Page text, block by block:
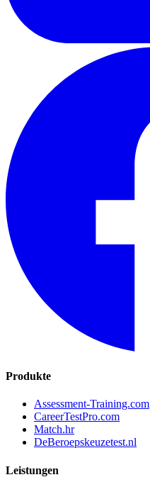
Produkte
Assessment-Training.com
CareerTestPro.com
Match.hr
DeBeroepskeuzetest.nl
Leistungen